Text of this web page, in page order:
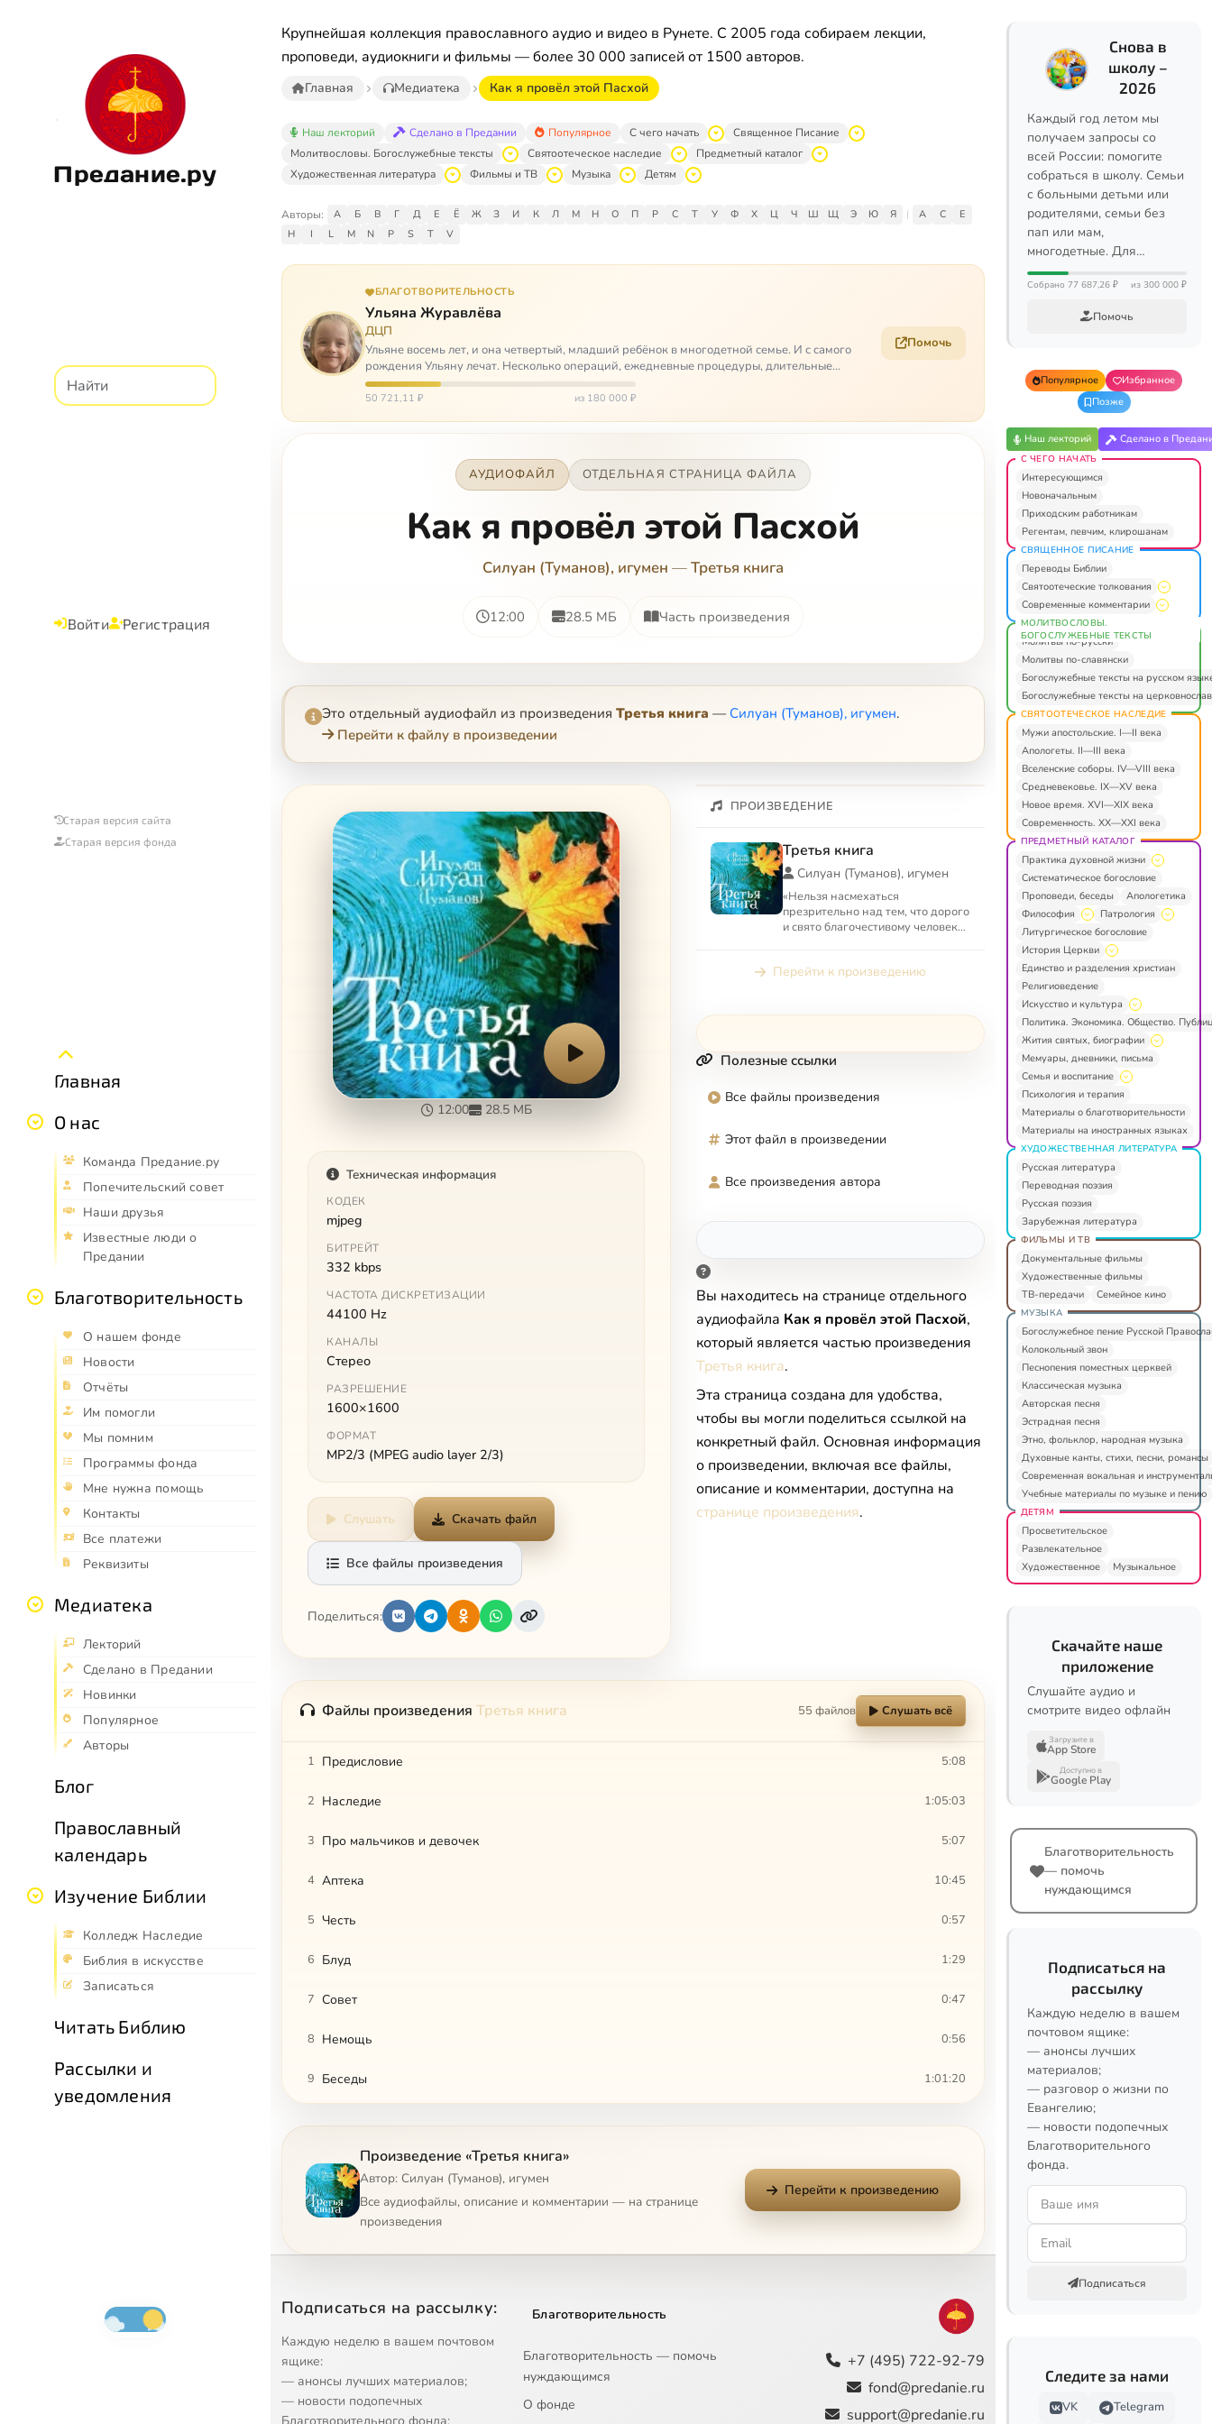
Предание.ру
Войти Регистрация
Старая версия сайта
Старая версия фонда
Главная
О нас
Команда Предание.ру
Попечительский совет
Наши друзья
Известные люди о
Предании
Благотворительность
О нашем фонде
Новости
Отчёты
Им помогли
Мы помним
Программы фонда
Мне нужна помощь
Контакты
Все платежи
Реквизиты
Медиатека
Лекторий
Сделано в Предании
Новинки
Популярное
Авторы
Блог
Православный
календарь
Изучение Библии
Колледж Наследие
Библия в искусстве
Записаться
Читать Библию
Рассылки и
уведомления
Крупнейшая коллекция православного аудио и видео в Рунете. С 2005 года собираем лекции,
проповеди, аудиокниги и фильмы — более 30 000 записей от 1500 авторов.
Главная Медиатека Как я провёл этой Пасхой
Наш лекторий Сделано в Предании Популярное С чего начать
Священное Писание
Молитвословы. Богослужебные тексты
Святоотеческое наследие
Предметный каталог
Художественная литература
Фильмы и ТВ Музыка Детям
Авторы: А Б В Г Д Е Ё Ж З И К Л М Н О П Р С Т У Ф Х Ц Ч Ш Щ Э Ю Я | A C
E
H
I L M N P S T V
БЛАГОТВОРИТЕЛЬНОСТЬ
Ульяна Журавлёва
ДЦП
Ульяне восемь лет, и она четвертый, младший ребёнок в многодетной семье. И с самого
рождения Ульяну лечат. Несколько операций, ежедневные процедуры, длительные
реабилитации и беско…
50 721,11 ₽ из 180 000 ₽
Помочь
АУДИОФАЙЛ ОТДЕЛЬНАЯ СТРАНИЦА ФАЙЛА
Как я провёл этой Пасхой
Силуан (Туманов), игумен —Третья книга
12:00 28.5 МБ Часть произведения
Это отдельный аудиофайл из произведения Третья книга — Силуан (Туманов), игумен.
Перейти к файлу в произведении
12:00 28.5 МБ
Техническая информация
КОДЕК
mjpeg
БИТРЕЙТ
332 kbps
ЧАСТОТА ДИСКРЕТИЗАЦИИ
44100 Hz
КАНАЛЫ
Стерео
РАЗРЕШЕНИЕ
1600×1600
ФОРМАТ
MP2/3 (MPEG audio layer 2/3)
Слушать Скачать файл
Все файлы произведения
Поделиться:
ПРОИЗВЕДЕНИЕ
Третья книга
Силуан (Туманов), игумен
«Нельзя насмехаться
презрительно над тем, что дорого
и свято благочестивому человеку.
шут...
Перейти к произведению
Полезные ссылки
Все файлы произведения
Этот файл в произведении
Все произведения автора
Вы находитесь на странице отдельного
аудиофайла Как я провёл этой Пасхой,
который является частью произведения
Третья книга.
Эта страница создана для удобства,
чтобы вы могли поделиться ссылкой на
конкретный файл. Основная информация
о произведении, включая все файлы,
описание и комментарии, доступна на
странице произведения.
Файлы произведения Третья книга 55 файлов Слушать всё
1 Предисловие 5:08
2 Наследие 1:05:03
3 Про мальчиков и девочек 5:07
4 Аптека 10:45
5 Честь 0:57
6 Блуд 1:29
7 Совет 0:47
8 Немощь 0:56
9 Беседы 1:01:20
"Ближний, тушёный в овощах"
12 Маечка 2:38
15 Спасатели 3:53
16 Слуга антихриста 3:32
17 Порча 7:08
Произведение «Третья книга»
Автор: Силуан (Туманов), игумен
Все аудиофайлы, описание и комментарии — на странице
произведения
Перейти к произведению
Подписаться на рассылку:
Каждую неделю в вашем почтовом
ящике:
— анонсы лучших материалов;
— новости подопечных
Благотворительность
Благотворительность — помочь
нуждающимся
О фонде
+7 (495) 722-92-79
fond@predanie.ru
support@predanie.ru
Снова в
школу –
2026
Каждый год летом мы
получаем запросы со
всей России: помогите
собраться в школу. Семьи
с больными детьми или
родителями, семьи без
пап или мам,
многодетные. Для…
Собрано 77 687,26 ₽ из 300 000 ₽
Помочь
Популярное
Избранное
Позже
Наш лекторий Сделано в
С ЧЕГО НАЧАТЬ
Интересующимся
Новоначальным
Приходским работникам
Регентам, певчим, клирошанам
СВЯЩЕННОЕ ПИСАНИЕ
Переводы Библии
Святоотеческие толкования
Современные комментарии
МОЛИТВОСЛОВЫ.
БОГОСЛУЖЕБНЫЕ ТЕКСТЫ
Молитвы по-русски
Молитвы по-славянски
Богослужебные тексты на русском
Богослужебные тексты на
СВЯТООТЕЧЕСКОЕ НАСЛЕДИЕ
Мужи апостольские. I—II века
Апологеты. II—III века
Вселенские соборы. IV—VIII века
Средневековье. IX—XV века
Новое время. XVI—XIX века
Современность. XX—XXI века
ПРЕДМЕТНЫЙ КАТАЛОГ
Практика духовной жизни
Систематическое богословие
Проповеди, беседы
Апологетика
Философия
Патрология
Литургическое богословие
История Церкви
Единство и разделения христиан
Религиоведение
Искусство и культура
Политика. Экономика. Общество.
Жития святых, биографии
Мемуары, дневники, письма
Семья и воспитание
Психология и терапия
Материалы о благотворительности
Материалы на иностранных языках
ХУДОЖЕСТВЕННАЯ ЛИТЕРАТУРА
Русская литература
Переводная поэзия
Русская поэзия
Зарубежная литература
ФИЛЬМЫ И ТВ
Документальные фильмы
Художественные фильмы
ТВ-передачи
Семейное кино
МУЗЫКА
Богослужебное пение Русской
Колокольный звон
Песнопения поместных церквей
Классическая музыка
Авторская песня
Эстрадная песня
Этно, фольклор, народная музыка
Духовные канты, стихи, песни, романсы
Современная вокальная и
Учебные материалы по музыке и пению
ДЕТЯМ
Просветительское
Развлекательное
Художественное
Музыкальное
Скачайте наше
приложение
Слушайте аудио и
смотрите видео офлайн
Загрузите в
App Store
Доступно в
Google Play
Благотворительность
— помочь
нуждающимся
Подписаться на
рассылку
Каждую неделю в вашем
почтовом ящике:
— анонсы лучших
материалов;
— разговор о жизни по
Евангелию;
— новости подопечных
Благотворительного
фонда.
Подписаться
Следите за нами
VK
Telegram